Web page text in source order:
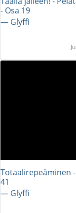
- Osa 19
― Glyffi
Totaalirepeäminen
41
― Glyffi